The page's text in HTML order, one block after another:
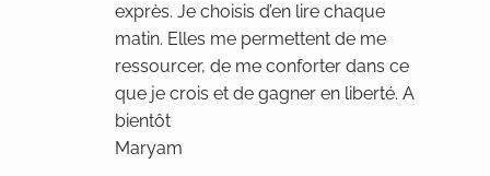
exprès. Je choisis d’en lire chaque
matin. Elles me permettent de me
ressourcer, de me conforter dans ce
que je crois et de gagner en liberté. A
bientôt
Maryam